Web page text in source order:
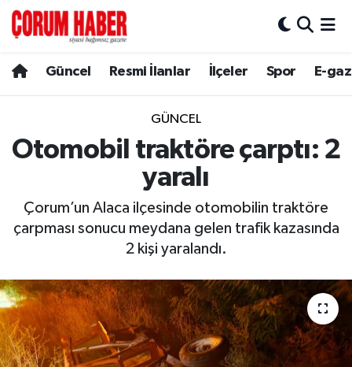
Güncel Resmi İlanlar İlçeler Spor E-
GÜNCEL
Otomobil traktöre çarptı: 2
yaralı
Çorum’un Alaca ilçesinde otomobilin traktöre
çarpması sonucu meydana gelen trafik kazasında
2 kişi yaralandı.
Spor
Resmi İlanlar
Dodurga
İskilip
Hava Durumu
Çorum Namaz Vakitleri
Süper Lig Puan Durumu ve Fikstür
Son Dakika Haberleri
Haber Arşivi